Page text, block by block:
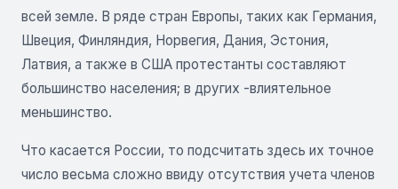
всей земле. В ряде стран Европы, таких как Германия,
Швеция, Финляндия, Норвегия, Дания, Эстония,
Латвия, а также в США протестанты составляют
большинство населения; в других -влиятельное
меньшинство.
Что касается России, то подсчитать здесь их точное
число весьма сложно ввиду отсутствия учета членов